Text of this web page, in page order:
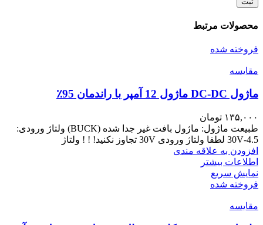
محصولات مرتبط
فروخته شده
مقايسه
ماژول DC-DC ماژول 12 آمپر با راندمان 95٪
۱۳۵,۰۰۰ تومان
طبیعت ماژول: ماژول بافت غیر جدا شده (BUCK) ولتاژ ورودی:
4.5-30V لطفا ولتاژ ورودی 30V تجاوز نکنید! ! ! ولتاژ
افزودن به علاقه مندی
اطلاعات بیشتر
نمایش سریع
فروخته شده
مقايسه